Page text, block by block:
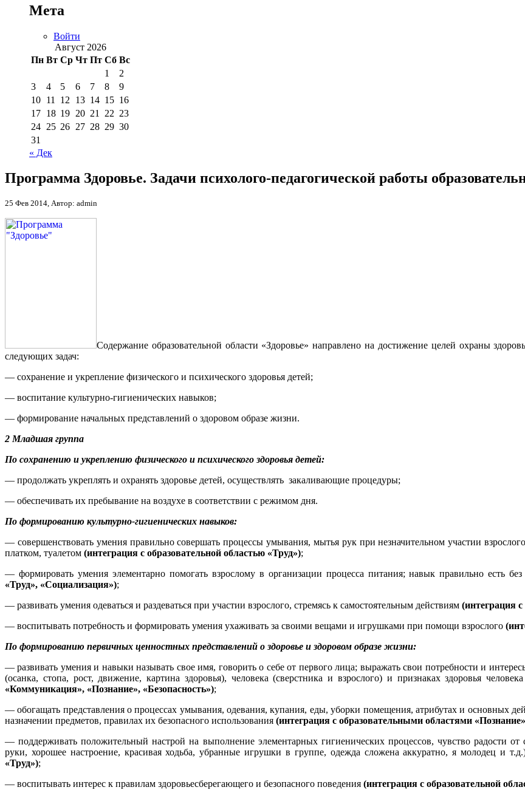
Мета
Войти
Август 2026
Пн Вт Ср Чт Пт Сб Вс
1
2
3
4 5 6 7 8
9
10 11 12 13 14 15 16
17 18 19 20 21 22 23
24 25 26 27 28 29 30
31
« Дек
Программа Здоровье. Задачи психолого-педагогической работы
25 Фев 2014, Автор: admin
Содержание образовательной области «Здоровье» направлено на достижение целей охраны
следующих задач:
— сохранение и укрепление физического и психического здоровья детей;
— воспитание культурно-гигиенических навыков;
— формирование начальных представлений о здоровом образе жизни.
2 Младшая группа
По сохранению и укреплению физического и психического здоровья детей:
— продолжать укреплять и охранять здоровье детей, осуществлять закаливающие процедуры;
— обеспечивать их пребывание на воздухе в соответствии с режимом дня.
По формированию культурно-гигиенических навыков:
— совершенствовать умения правильно совершать процессы умывания, мытья рук при незначительном участии
платком, туалетом (интеграция с образовательной областью «Труд»);
— формировать умения элементарно помогать взрослому в организации процесса питания; навык правильно есть
«Труд», «Социализация»);
— развивать умения одеваться и раздеваться при участии взрослого, стремясь к самостоятельным действиям (интеграция
— воспитывать потребность и формировать умения ухаживать за своими вещами и игрушками при помощи взрослого
По формированию первичных ценностных представлений о здоровье и здоровом образе жизни:
— развивать умения и навыки называть свое имя, говорить о себе от первого лица; выражать свои потребности и
(осанка, стопа, рост, движение, картина здоровья), человека (сверстника и взрослого) и признаках здоровья человека
«Коммуникация», «Познание», «Безопасность»);
— обогащать представления о процессах умывания, одевания, купания, еды, уборки помещения, атрибутах и основных
назначении предметов, правилах их безопасного использования (интеграция с образовательными областями
— поддерживать положительный настрой на выполнение элементарных гигиенических процессов, чувство радости от
руки, хорошее настроение, красивая ходьба, убранные игрушки в группе, одежда сложена аккуратно, я молодец и
«Труд»);
— воспитывать интерес к правилам здоровьесберегающего и безопасного поведения (интеграция с образовательной